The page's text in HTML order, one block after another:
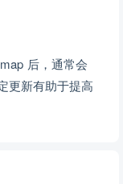
后，通常会
更新有助于提高